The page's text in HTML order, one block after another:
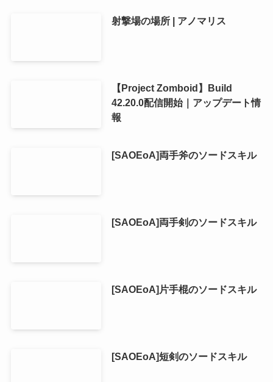
射撃場の場所 | アノマリス
【Project Zomboid】Build
42.20.0配信開始｜アップデート情
報
[SAOEoA]両手斧のソードスキル
[SAOEoA]両手剣のソードスキル
[SAOEoA]片手棍のソードスキル
[SAOEoA]短剣のソードスキル